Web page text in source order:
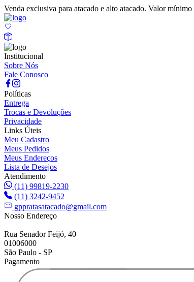
Venda exclusiva para atacado e alto atacado. Valor
Institucional
Sobre Nós
Fale Conosco
Políticas
Entrega
Trocas e Devoluções
Privacidade
Links Úteis
Meu Cadastro
Meus Pedidos
Meus Endereços
Lista de Desejos
Atendimento
(11) 99819-2230
(11) 3242-9452
gppratasatacado@gmail.com
Nosso Endereço
Rua Senador Feijó, 40
01006000
São Paulo - SP
Pagamento